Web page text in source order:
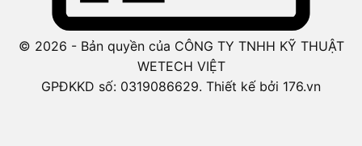
© 2026 - Bản quyền của CÔNG TY TNHH KỸ THUẬT
WETECH VIỆT
GPĐKKD số: 0319086629. Thiết kế bởi 176.vn